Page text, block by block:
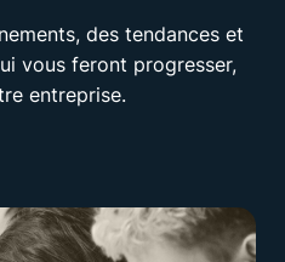
des tendances et
vous feront progresser,
entreprise.